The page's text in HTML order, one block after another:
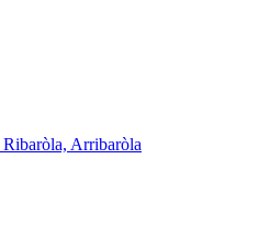
Ribaròla, Arribaròla